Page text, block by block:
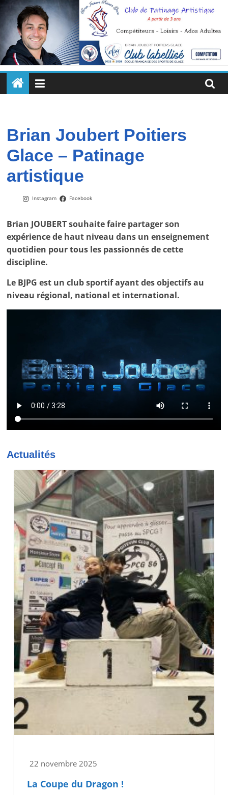
Passer
au
contenu
Brian
Poitiers
Glace
Un
enseignement
pour
tous
les
passionnés
de
patinage
artistique.
Brian Joubert Poitiers
Glace – Patinage
artistique
Instagram Facebook
Brian JOUBERT souhaite faire partager son
expérience de haut niveau dans un enseignement
quotidien pour tous les passionnés de cette
discipline.
Le BJPG est un club sportif ayant des objectifs au
niveau régional, national et international.
Actualités
22 novembre 2025
La Coupe du Dragon !